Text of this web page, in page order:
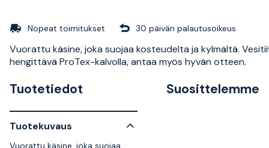
Nopeat toimitukset 30 päivän palautusoikeus
Vuorattu käsine, joka suojaa kosteudelta ja kylmältä.
hengittävä ProTex-kalvolla, antaa myös hyvän otteen.
Tuotetiedot
Tuotekuvaus
Vuorattu käsine, joka suojaa
Suosittelemme